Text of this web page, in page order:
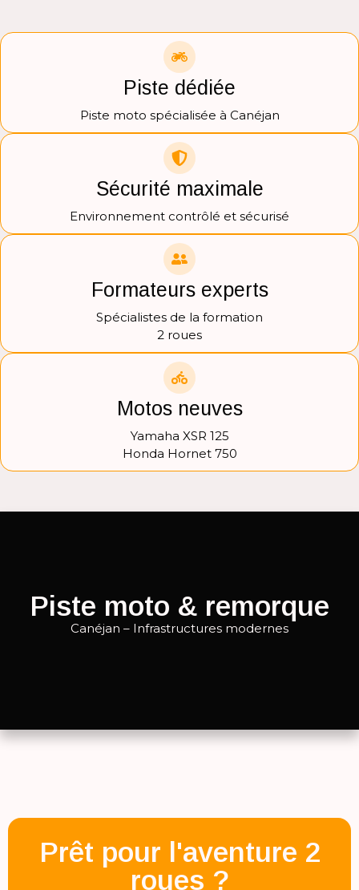
Piste dédiée
Piste moto spécialisée à Canéjan
Sécurité maximale
Environnement contrôlé et sécurisé
Formateurs experts
Spécialistes de la formation
2 roues
Motos neuves
Yamaha XSR 125
Honda Hornet 750
Piste moto & remorque
Canéjan – Infrastructures modernes
Prêt pour l'aventure 2
roues ?